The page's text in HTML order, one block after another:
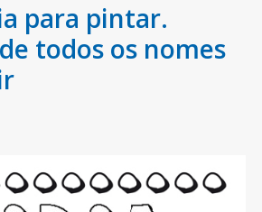
para pintar.
todos os nomes